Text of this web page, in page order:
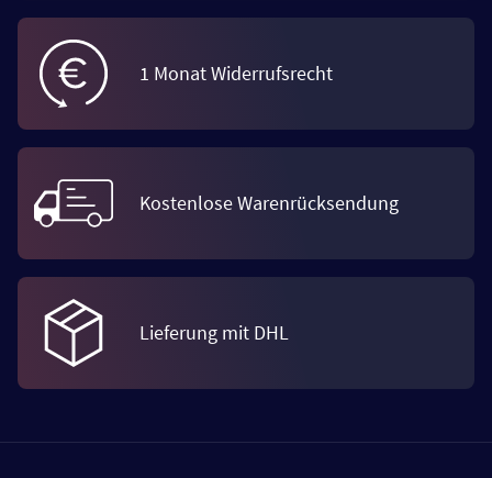
1 Monat Widerrufsrecht
Kostenlose Warenrücksendung
Lieferung mit DHL